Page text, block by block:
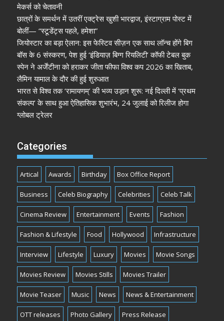
मेकर्स को चेतावनी
छात्रों के समर्थन में उतरीं एक्ट्रेस खुशी भारद्वाज, इंस्टाग्राम पोस्ट में
बोलीं— “स्टूडेंट्स पहले, हमेशा”
जियोस्टार का बड़ा ऐलान: इस फेस्टिव सीज़न एक साथ लॉन्च होंगे बिग
बॉस के 6 संस्करण, पेश हुई ‘इंडियाज़ बिग्ग रियलिटी’ कॉफी टेबल बुक
स्पेन ने अर्जेंटीना को हराकर जीता फीफा विश्व कप 2026 का खिताब,
लैमिन यामाल के दौर की हुई शुरुआत
भारत से विश्व तक ‘रामायणम्’ की भव्य उड़ान शुरू: नई दिल्ली में ‘प्रथम
संकल्प’ के साथ हुआ ऐतिहासिक शुभारंभ, 24 जुलाई को रिलीज होगा
ग्लोबल ट्रेलर
Categories
Artical Awards Birthday Box Office Report
Business Celeb Biography Celebrities Celeb Talk
Cinema Review Entertainment Events Fashion
Fashion & Lifestyle Food Hollywood Infrastructure
Interview Lifestyle Luxury Movies Movie Songs
Movies Review Movies Stills Movies Trailer
Movie Teaser Music News News & Entertainment
OTT releases Photo Gallery Press Release